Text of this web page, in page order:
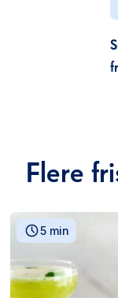
Flere
5 min